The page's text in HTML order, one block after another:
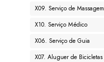
X09. Serviço de Massagem
X10. Serviço Médico
X06. Serviço de Guia
X07. Aluguer de Bicicletas